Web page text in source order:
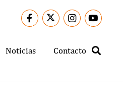
Noticias Contacto